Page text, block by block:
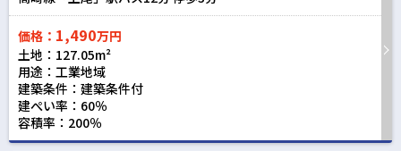
価格： 1,490万円
土地：127.05m²
用途：工業地域
建築条件： 建築条件付
建ぺい率：60％
容積率：200％